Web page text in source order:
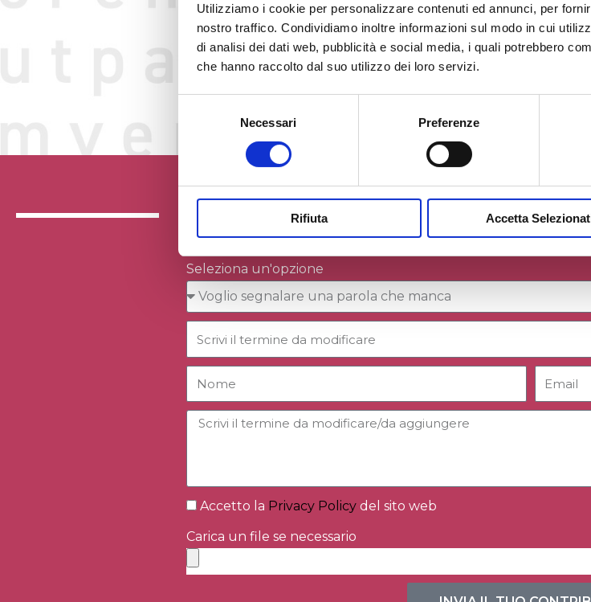
Utilizziamo i cookie per personalizzare contenuti ed annunci, per
nostro traffico. Condividiamo inoltre informazioni sul modo in cui
di analisi dei dati web, pubblicità e social media, i quali potrebbero
che hanno raccolto dal suo utilizzo dei loro servizi.
Necessari Preferenze
Rifiuta Accetta
Seleziona un'opzione
Accetto la Privacy Policy del sito web
Carica un file se necessario